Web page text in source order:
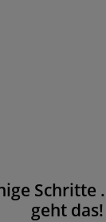
Schritte
geht das!